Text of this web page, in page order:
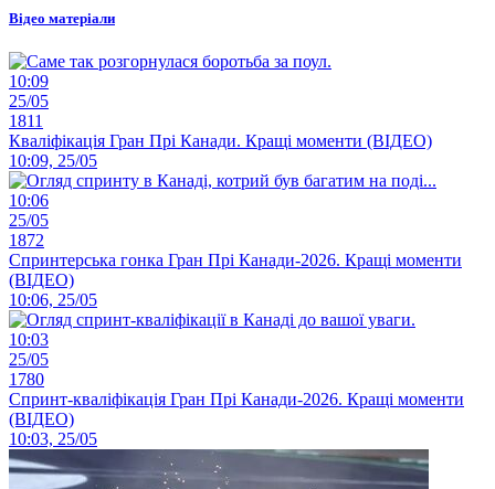
Відео матеріали
10:09
25/05
1811
Кваліфікація Гран Прі Канади. Кращі моменти (ВІДЕО)
10:09, 25/05
10:06
25/05
1872
Спринтерська гонка Гран Прі Канади-2026. Кращі моменти
(ВІДЕО)
10:06, 25/05
10:03
25/05
1780
Спринт-кваліфікація Гран Прі Канади-2026. Кращі моменти
(ВІДЕО)
10:03, 25/05